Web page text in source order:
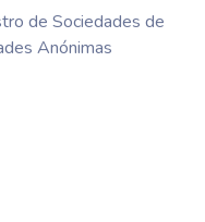
de Sociedades de
Anónimas